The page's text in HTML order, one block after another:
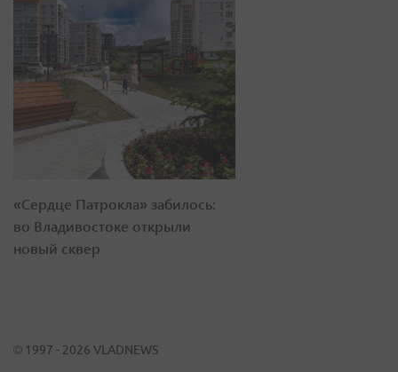
«Сердце Патрокла» забилось:
во Владивостоке открыли
новый сквер
© 1997 - 2026 VLADNEWS